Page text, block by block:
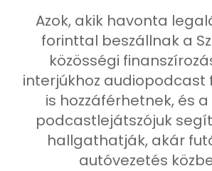
Azok, akik havonta
forinttal beszállnak a
közösségi
interjúkhoz
is hozzáférhetnek, és
podcastlejátszójuk
hallgathatják, akár
autóvezetés